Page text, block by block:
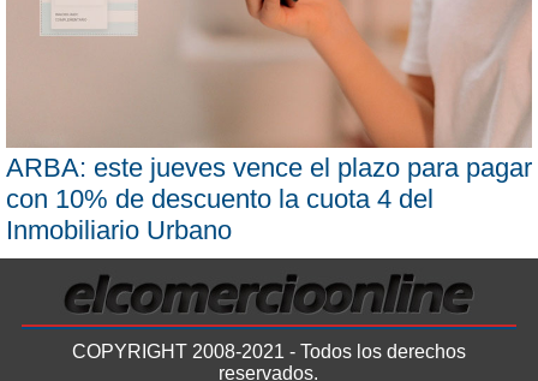
ARBA: este jueves vence el plazo para pagar
con 10% de descuento la cuota 4 del
Inmobiliario Urbano
COPYRIGHT 2008-2021 - Todos los derechos
reservados.